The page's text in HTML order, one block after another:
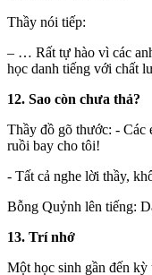
Thầy nói tiếp:
– … Rất tự hào vì các
học danh tiếng với chất
12. Sao còn chưa thả?
Thầy đồ gõ thước: - Các
ruồi bay cho tôi!
- Tất cả nghe lời thầy,
Bỗng Quỷnh lên tiếng:
13. Trí nhớ
Một học sinh gần đến